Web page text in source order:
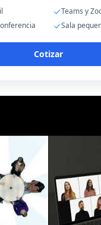
Teams y
Sala
Cotizar